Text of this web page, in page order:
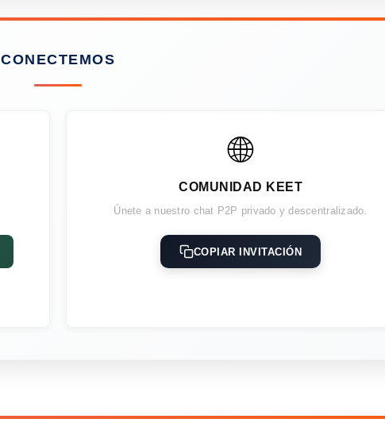
CONECTEMOS
🌐
COMUNIDAD KEET
Únete a nuestro chat P2P privado y descentralizado.
COPIAR INVITACIÓN